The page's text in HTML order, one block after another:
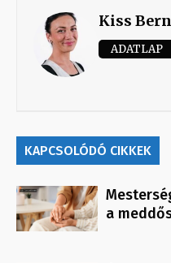
Kiss
ADATLAP
KAPCSOLÓDÓ CIKKEK
a